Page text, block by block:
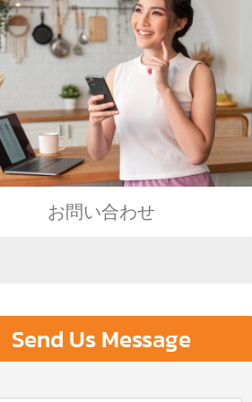
お問い合わせ
Send Us Message